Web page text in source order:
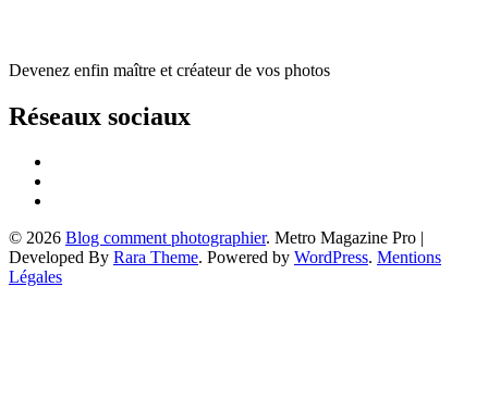
Devenez enfin maître et créateur de vos photos
Réseaux sociaux
© 2026 Blog comment photographier. Metro Magazine Pro |
Developed By Rara Theme. Powered by WordPress. Mentions
Légales